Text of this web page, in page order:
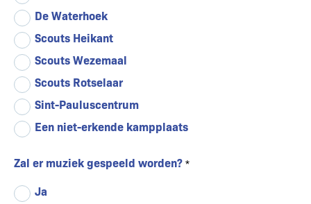
De Waterhoek
Scouts Heikant
Scouts Wezemaal
Scouts Rotselaar
Sint-Pauluscentrum
Een niet-erkende kampplaats
Zal er muziek gespeeld worden?
Ja